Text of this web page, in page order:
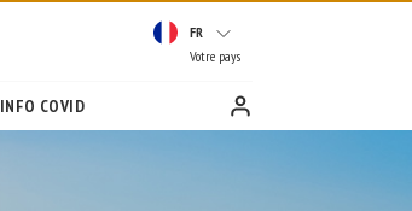
FR
Votre pays
INFO COVID